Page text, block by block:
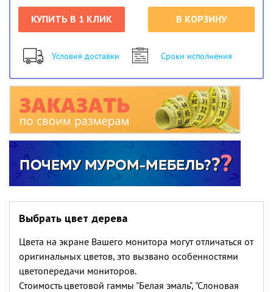
КУПИТЬ В 1 КЛИК В КОРЗИНУ
Условия доставки Сроки исполнения
Выбрать цвет дерева
Цвета на экране Вашего монитора могут отличаться от
оригинальных цветов, это вызвано особенностями
цветопередачи мониторов.
Стоимость цветовой гаммы "Белая эмаль", "Слоновая